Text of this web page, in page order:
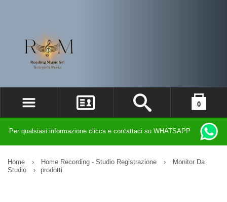
ACCEDI
REGISTRATI
0
Per qualsiasi informazione clicca e contattaci su WHATSAPP
Home › Home Recording - Studio Registrazione ›
Monitor Da
Studio
› prodotti